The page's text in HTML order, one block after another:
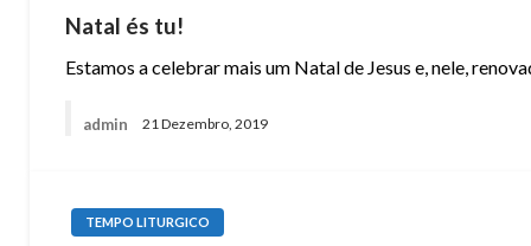
Natal és tu!
Estamos a celebrar mais um Natal de Jesus e, nele,
admin 21 Dezembro, 2019
TEMPO LITURGICO